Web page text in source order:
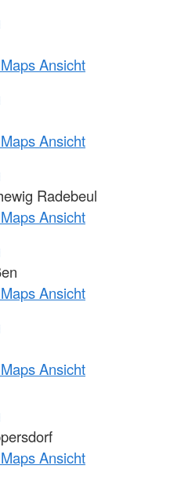
Ansicht
Ansicht
Radebeul
Ansicht
Ansicht
Ansicht
Ansicht